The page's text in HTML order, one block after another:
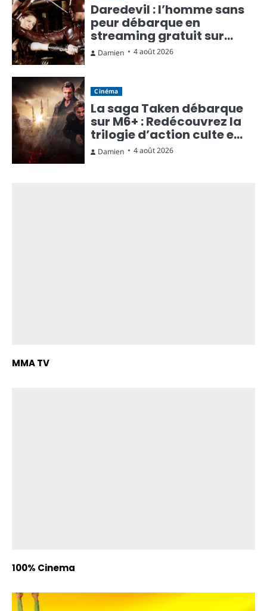
Daredevil : l’homme sans
peur débarque en
streaming gratuit sur
Rakuten TV
Damien 4 août 2026
Cinéma
La saga Taken débarque
sur M6+ : Redécouvrez la
trilogie d’action culte en
streaming gratuit
Damien 4 août 2026
MMA TV
100% Cinema